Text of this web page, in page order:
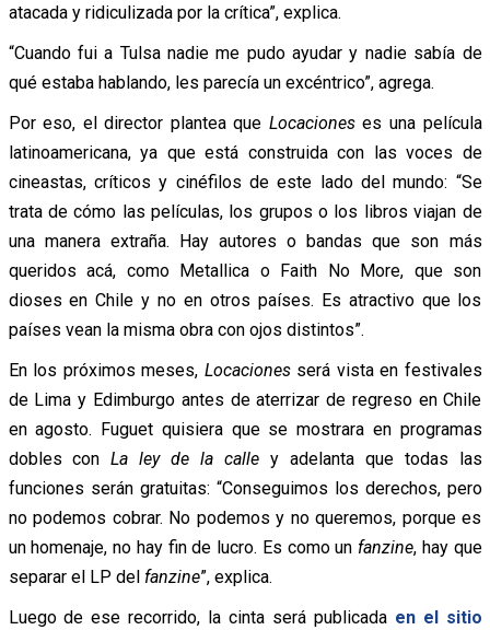
atacada y ridiculizada por la crítica”, explica.
“Cuando fui a Tulsa nadie me pudo ayudar y nadie sabía de
qué estaba hablando, les parecía un excéntrico”, agrega.
Por eso, el director plantea que Locacioneses una película
latinoamericana, ya que está construida con las voces de
cineastas, críticos y cinéfilos de este lado del mundo: “Se
trata de cómo las películas, los grupos o los libros viajan de
una manera extraña. Hay autores o bandas que son más
queridos acá, como Metallica o Faith No More, que son
dioses en Chile y no en otros países. Es atractivo que los
países vean la misma obra con ojos distintos”.
En los próximos meses, Locacionesserá vista en festivales
de Lima y Edimburgo antes de aterrizar de regreso en Chile
en agosto. Fuguet quisiera que se mostrara en programas
dobles conLa ley de la calley adelanta que todas las
funciones serán gratuitas: “Conseguimos los derechos, pero
no podemos cobrar. No podemos y no queremos, porque es
un homenaje, no hay fin de lucro. Es como un fanzine, hay que
separar el LP del fanzine”, explica.
Luego de ese recorrido, la cinta será publicada en el sitio